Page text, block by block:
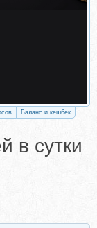
Баланс и кешбек
в сутки